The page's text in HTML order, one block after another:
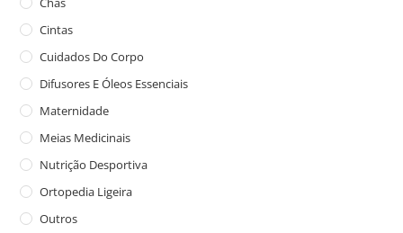
Cintas
Cuidados Do Corpo
Difusores E Óleos Essenciais
Maternidade
Meias Medicinais
Nutrição Desportiva
Ortopedia Ligeira
Outros